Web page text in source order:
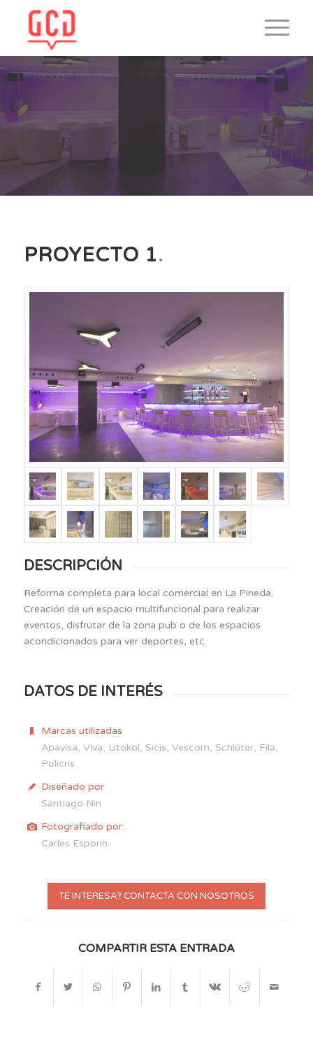
PROYECTO 1.
DESCRIPCIÓN
Reforma completa para local comercial en La Pineda.
Creación de un espacio multifuncional para realizar
eventos, disfrutar de la zona pub o de los espacios
acondicionados para ver deportes, etc.
DATOS DE INTERÉS
Marcas utilizadas
Apavisa,Viva, Litokol, Sicis,Vescom, Schlüter, Fila,
Policris
Diseñado por
Santiago Nin
Fotografiado por:
Carles Esporin
TE INTERESA? CONTACTA CON NOSOTROS
COMPARTIR ESTA ENTRADA